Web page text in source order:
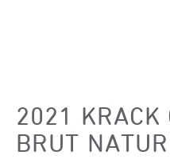
2021 KRACK
BRUT